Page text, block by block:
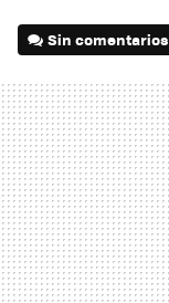
Sin comentarios